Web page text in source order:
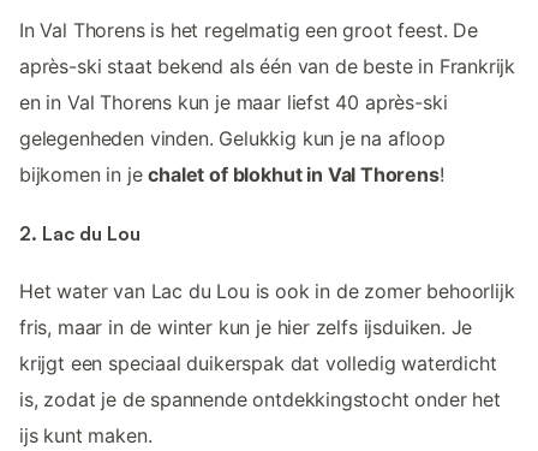
In Val Thorens is het regelmatig een groot feest. De
après-ski staat bekend als één van de beste in Frankrijk
en in Val Thorens kun je maar liefst 40 après-ski
gelegenheden vinden. Gelukkig kun je na afloop
bijkomen in jechalet of blokhut in Val Thorens!
2. Lac du Lou
Het water van Lac du Lou is ook in de zomer behoorlijk
fris, maar in de winter kun je hier zelfs ijsduiken. Je
krijgt een speciaal duikerspak dat volledig waterdicht
is, zodat je de spannende ontdekkingstocht onder het
ijs kunt maken.